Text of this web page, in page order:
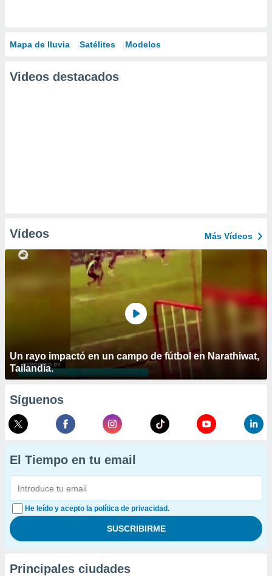
Mapa de lluvia Satélites Modelos
Videos destacados
Vídeos Más Vídeos
Un rayo impactó en un campo de fútbol en Narathiwat,
Tailandia.
Síguenos
El Tiempo en tu email
He leído y acepto la política de privacidad.
Principales ciudades